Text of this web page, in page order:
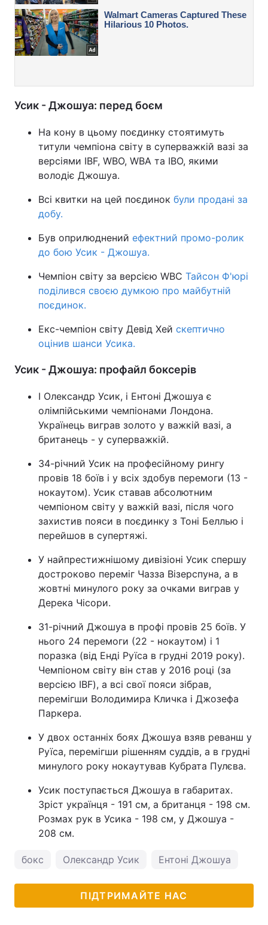
Усик - Джошуа: перед боєм
На кону в цьому поєдинку стоятимуть
титули чемпіона світу в суперважкій вазі за
версіями IBF, WBO, WBA та IBO, якими
володіє Джошуа.
Всі квитки на цей поєдинок були продані за
добу.
Був оприлюднений ефектний промо-ролик
до бою Усик - Джошуа.
Чемпіон світу за версією WBC Тайсон Ф'юрі
поділився своєю думкою про майбутній
поєдинок.
Екс-чемпіон світу Девід Хей скептично
оцінив шанси Усика.
Усик - Джошуа: профайл боксерів
І Олександр Усик, і Ентоні Джошуа є
олімпійськими чемпіонами Лондона.
Українець виграв золото у важкій вазі, а
британець - у суперважкій.
34-річний Усик на професійному рингу
провів 18 боїв і у всіх здобув перемоги (13 -
нокаутом). Усик ставав абсолютним
чемпіоном світу у важкій вазі, після чого
захистив пояси в поєдинку з Тоні Беллью і
перейшов в супертяжі.
У найпрестижнішому дивізіоні Усик спершу
достроково переміг Чазза Візерспуна, а в
жовтні минулого року за очками виграв у
Дерека Чісори.
31-річний Джошуа в профі провів 25 боїв. У
нього 24 перемоги (22 - нокаутом) і 1
поразка (від Енді Руїса в грудні 2019 року).
Чемпіоном світу він став у 2016 році (за
версією IBF), а всі свої пояси зібрав,
перемігши Володимира Кличка і Джозефа
Паркера.
У двох останніх боях Джошуа взяв реванш у
Руїса, перемігши рішенням суддів, а в грудні
минулого року нокаутував Кубрата Пулєва.
Усик поступається Джошуа в габаритах.
Зріст українця - 191 см, а британця - 198 см.
Розмах рук в Усика - 198 см, у Джошуа -
208 см.
бокс Олександр Усик Ентоні Джошуа
ПІДТРИМАЙТЕ НАС